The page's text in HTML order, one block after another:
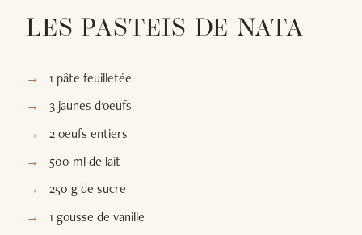
LES PASTEIS DE NATA
1 pâte feuilletée
3 jaunes d'oeufs
2 oeufs entiers
500 ml de lait
250 g de sucre
1 gousse de vanille